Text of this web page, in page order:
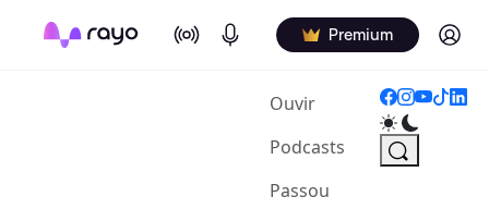
On Air Podcasts Premium Log in
Ouvir(current)
Podcasts
Passou